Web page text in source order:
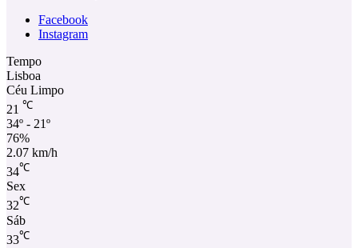
Facebook
Instagram
Tempo
Lisboa
Céu Limpo
21 ℃
34º - 21º
76%
2.07 km/h
34℃
Sex
32℃
Sáb
33℃